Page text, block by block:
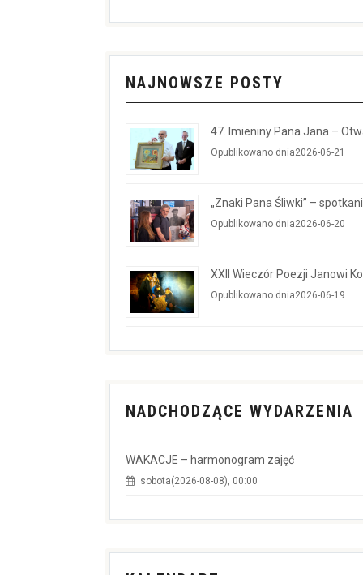
NAJNOWSZE POSTY
47. Imieniny Pana Jana –
Opublikowano dnia2026-06-21
„Znaki Pana Śliwki” –
Opublikowano dnia2026-06-20
XXII Wieczór Poezji Janowi
Opublikowano dnia2026-06-19
NADCHODZĄCE WYDARZENIA
WAKACJE – harmonogram zajęć
sobota(2026-08-08), 00:00